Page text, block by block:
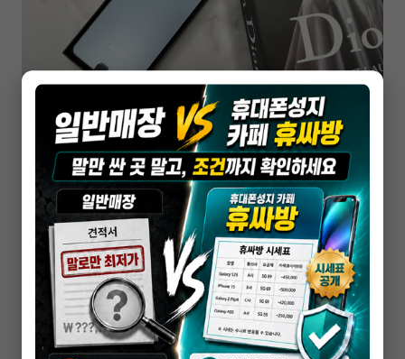
휴대폰성지
안양 휴대폰 성지 상담 전 부가조건을
확인해야 하는 이유
2026-05-18